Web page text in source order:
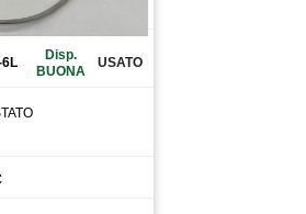
6L
Disp.
BUONA
USATO